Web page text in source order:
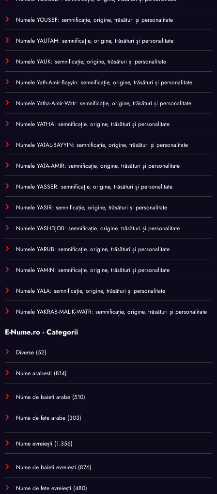
Numele YOUSEF: semnificație, origine, trăsături și personalitate
Numele YAUTAH: semnificație, origine, trăsături și personalitate
Numele YAUK: semnificație, origine, trăsături și personalitate
Numele Yath-Amir-Bayyin: semnificație, origine, trăsături și personalitate
Numele Yatha-Amir-Watr: semnificație, origine, trăsături și personalitate
Numele YATHA: semnificație, origine, trăsături și personalitate
Numele YATAL-BAYYIN: semnificație, origine, trăsături și personalitate
Numele YATA-AMIR: semnificație, origine, trăsături și personalitate
Numele YASSER: semnificație, origine, trăsături și personalitate
Numele YASIR: semnificație, origine, trăsături și personalitate
Numele YASHDJOB: semnificație, origine, trăsături și personalitate
Numele YARUB: semnificație, origine, trăsături și personalitate
Numele YAMIN: semnificație, origine, trăsături și personalitate
Numele YALA: semnificație, origine, trăsături și personalitate
Numele YAKRAB-MALIK-WATR: semnificație, origine, trăsături și personalitate
E-Nume.ro - Categorii
Diverse (52)
Nume arabesti (814)
Nume de baieti arabe (510)
Nume de fete arabe (303)
Nume evreiești (1.356)
Nume de baieti evreiești (876)
Nume de fete evreiești (480)